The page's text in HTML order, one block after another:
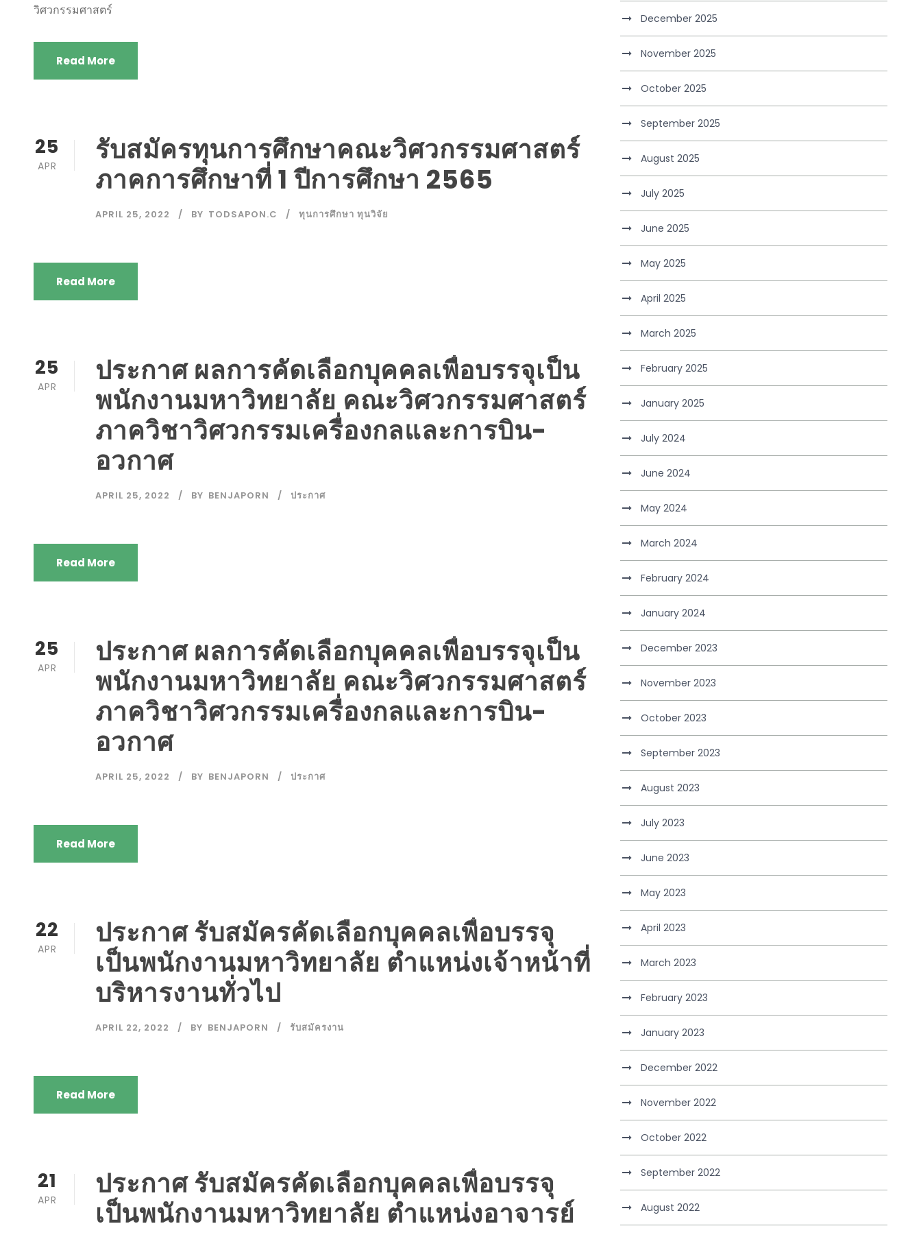
วิศวกรรมศาสตร์
Read More
25
APR
รับสมัครทุนการศึกษาคณะวิศวกรรมศาสตร์
ภาคการศึกษาที่ 1 ปีการศึกษา 2565
APRIL 25, 2022 BY TODSAPON.C ทุนการศึกษา ทุนวิจัย
Read More
25
APR
ประกาศ ผลการคัดเลือกบุคคลเพื่อบรรจุเป็น
พนักงานมหาวิทยาลัย คณะวิศวกรรมศาสตร์
ภาควิชาวิศวกรรมเครื่องกลและการบิน-
อวกาศ
APRIL 25, 2022 BY BENJAPORN ประกาศ
Read More
25
APR
ประกาศ ผลการคัดเลือกบุคคลเพื่อบรรจุเป็น
พนักงานมหาวิทยาลัย คณะวิศวกรรมศาสตร์
ภาควิชาวิศวกรรมเครื่องกลและการบิน-
อวกาศ
APRIL 25, 2022 BY BENJAPORN ประกาศ
Read More
22
APR
ประกาศ รับสมัครคัดเลือกบุคคลเพื่อบรรจุ
เป็นพนักงานมหาวิทยาลัย ตำแหน่งเจ้าหน้าที่
บริหารงานทั่วไป
APRIL 22, 2022 BY BENJAPORN รับสมัครงาน
Read More
21
APR
ประกาศ รับสมัครคัดเลือกบุคคลเพื่อบรรจุ
เป็นพนักงานมหาวิทยาลัย ตำแหน่งอาจารย์
December 2025
November 2025
October 2025
September 2025
August 2025
July 2025
June 2025
May 2025
April 2025
March 2025
February 2025
January 2025
July 2024
June 2024
May 2024
March 2024
February 2024
January 2024
December 2023
November 2023
October 2023
September 2023
August 2023
July 2023
June 2023
May 2023
April 2023
March 2023
February 2023
January 2023
December 2022
November 2022
October 2022
September 2022
August 2022